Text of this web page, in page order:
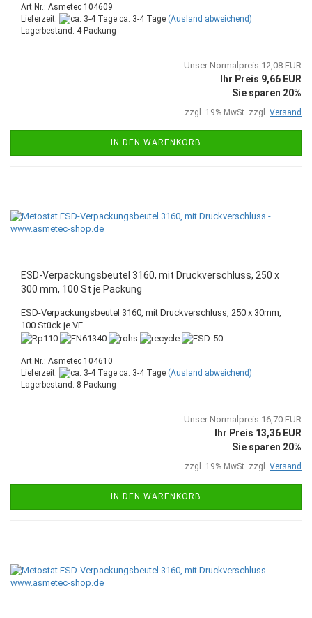
Art.Nr.: Asmetec 104609
Lieferzeit:
ca. 3-4 Tage (Ausland abweichend)
Lagerbestand: 4 Packung
Unser Normalpreis 12,08 EUR
Ihr Preis 9,66 EUR
Sie sparen 20%
zzgl. 19% MwSt. zzgl. Versand
IN DEN WARENKORB
ESD-Verpackungsbeutel 3160, mit Druckverschluss, 250 x
300 mm, 100 St je Packung
ESD-Verpackungsbeutel 3160, mit Druckverschluss, 250 x 30mm,
100 Stück je VE
Art.Nr.: Asmetec 104610
Lieferzeit:
ca. 3-4 Tage (Ausland abweichend)
Lagerbestand: 8 Packung
Unser Normalpreis 16,70 EUR
Ihr Preis 13,36 EUR
Sie sparen 20%
zzgl. 19% MwSt. zzgl. Versand
IN DEN WARENKORB